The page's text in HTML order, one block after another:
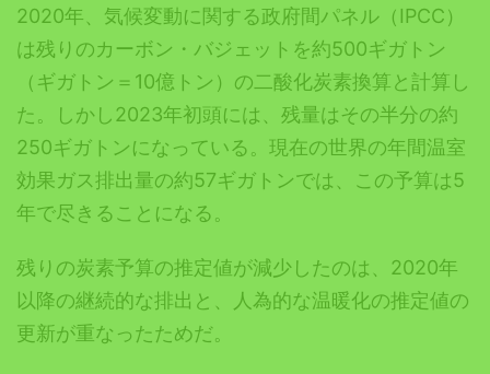
2020年、気候変動に関する政府間パネル（IPCC）
は残りのカーボン・バジェットを約500ギガトン
（ギガトン＝10億トン）の二酸化炭素換算と計算し
た。しかし2023年初頭には、残量はその半分の約
250ギガトンになっている。現在の世界の年間温室
効果ガス排出量の約57ギガトンでは、この予算は5
年で尽きることになる。
残りの炭素予算の推定値が減少したのは、2020年
以降の継続的な排出と、人為的な温暖化の推定値の
更新が重なったためだ。